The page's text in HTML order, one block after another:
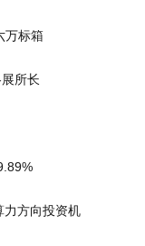
万标箱
所长
力方向投资机